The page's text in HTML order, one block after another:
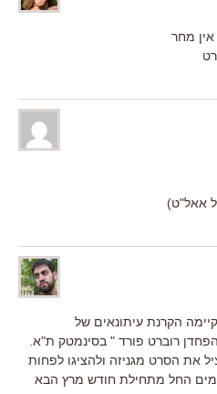
אין מחר
אאל"ט)
הקרנת עיתונאים של
רוברט פורד " בסינמטק ת"א.
את הסרט מגניזה ולהציגו לפחות
פעמים החל מתחילת חודש מרץ הבא